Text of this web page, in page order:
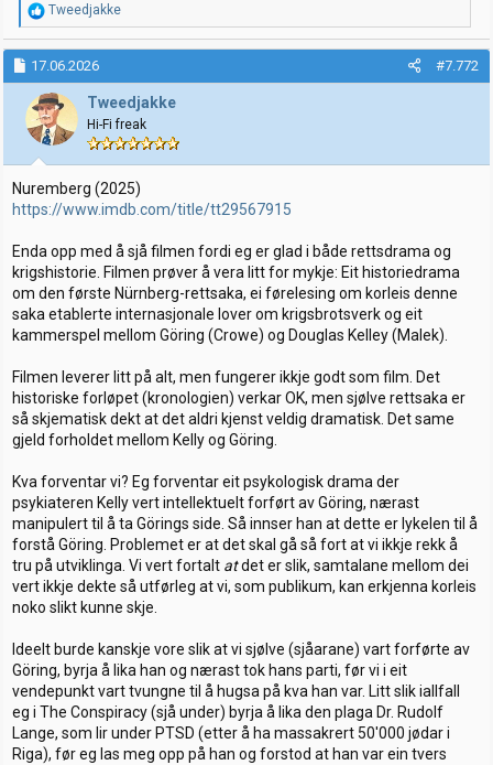
R
e
a
k
s
j
o
n
e
r
:
Tweedjakke
17.06.2026 #7.772
Tweedjakke
Hi-Fi freak
Nuremberg (2025)
https://www.imdb.com/title/tt29567915
Enda opp med å sjå filmen fordi eg er glad i både rettsdrama og
krigshistorie. Filmen prøver å vera litt for mykje: Eit historiedrama
om den første Nürnberg-rettsaka, ei førelesing om korleis denne
saka etablerte internasjonale lover om krigsbrotsverk og eit
kammerspel mellom Göring (Crowe) og Douglas Kelley (Malek).
Filmen leverer litt på alt, men fungerer ikkje godt som film. Det
historiske forløpet (kronologien) verkar OK, men sjølve rettsaka er
så skjematisk dekt at det aldri kjenst veldig dramatisk. Det same
gjeld forholdet mellom Kelly og Göring.
Kva forventar vi? Eg forventar eit psykologisk drama der
psykiateren Kelly vert intellektuelt forført av Göring, nærast
manipulert til å ta Görings side. Så innser han at dette er lykelen til å
forstå Göring. Problemet er at det skal gå så fort at vi ikkje rekk å
tru på utviklinga. Vi vert fortalt atdet er slik, samtalane mellom dei
vert ikkje dekte så utførleg at vi, som publikum, kan erkjenna korleis
noko slikt kunne skje.
Ideelt burde kanskje vore slik at vi sjølve (sjåarane) vart forførte av
Göring, byrja å lika han og nærast tok hans parti, før vi i eit
vendepunkt vart tvungne til å hugsa på kva han var. Litt slik iallfall
eg i The Conspiracy (sjå under) byrja å lika den plaga Dr. Rudolf
Lange, som lir under PTSD (etter å ha massakrert 50'000 jødar i
Riga), før eg las meg opp på han og forstod at han var ein tvers